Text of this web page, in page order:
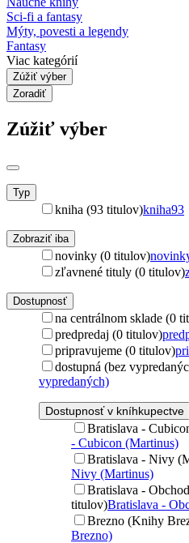
Sci-fi a fantasy
Mýty, povesti a legendy
Fantasy
Viac kategórií
Zúžiť výber
Zoradiť
Zúžiť výber
Typ
kniha (93 titulov)kniha93
Zobraziť iba
novinky (0 titulov)
zľavnené tituly (0 titulov)
Dostupnosť
na centrálnom sklade (0
predpredaj (0 titulov)
pripravujeme (0 titulov)
dostupná (bez
vypredaných)
Dostupnosť v kníhkupectve
Bratislava -
- Cubicon (Martinus)
Bratislava - Nivy
Nivy (Martinus)
Bratislava -
titulov)Bratislava -
Brezno (Knihy
Brezno)